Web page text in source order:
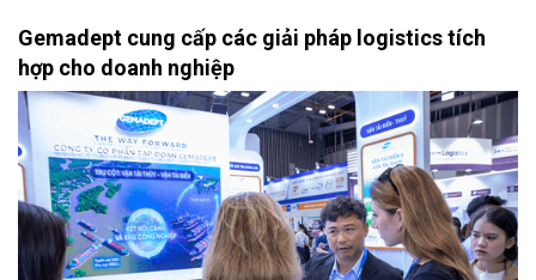
Gemadept cung cấp các giải pháp logistics tích
hợp cho doanh nghiệp